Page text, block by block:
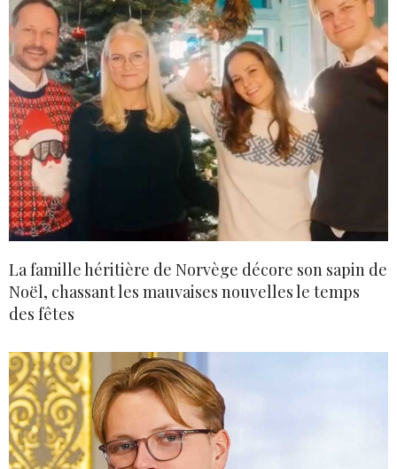
La famille héritière de Norvège décore son sapin de
Noël, chassant les mauvaises nouvelles le temps
des fêtes